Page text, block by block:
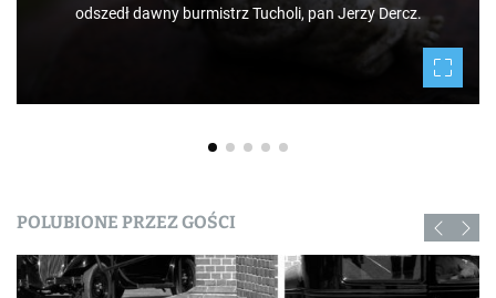
daje nam natura.
POLUBIONE PRZEZ GOŚCI